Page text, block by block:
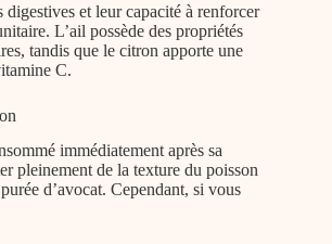
digestives et leur capacité à renforcer
L’ail possède des propriétés
tandis que le citron apporte une
C.
immédiatement après sa
pleinement de la texture du poisson
d’avocat. Cependant, si vous